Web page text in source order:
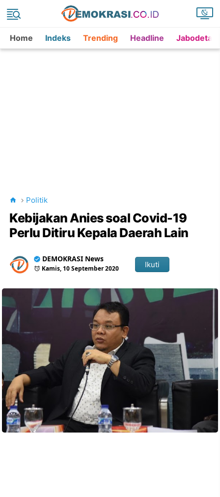
Home Indeks Trending Headline
Politik
Kebijakan Anies soal Covid-19
Perlu Ditiru Kepala Daerah Lain
DEMOKRASI News
Kamis, 10 September 2020 Ikuti